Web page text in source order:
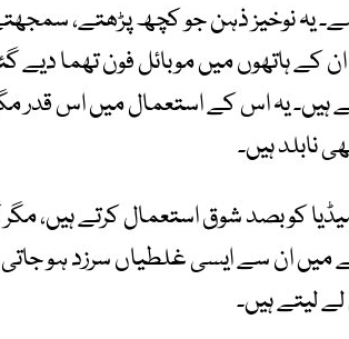
یہ نوخیز ذہن جو کچھ پڑھتے،
کے ہاتھوں میں موبائل فون تھما دیے
یہ اس کے استعمال میں اس قدر مگن
نابلد ہیں۔
کو بصد شوق استعمال کرتے ہیں،
میں ان سے ایسی غلطیاں سرزد ہو
لیتے ہیں۔